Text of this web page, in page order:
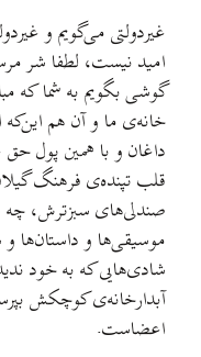
غیردولتی می‌گویم و
امید نیست، لطفا شر
گوشی بگویم به شما که
خانه‌ی ما و آن هم
داغان و با همین پول
قلب تپنده‌ی فرهنگ
صندلی‌های سبزترش، چه
موسیقی‌ها و داستان‌ها
شادی‌هایی که به خود
آبدارخانه‌ی کوچکش
اعضاست.